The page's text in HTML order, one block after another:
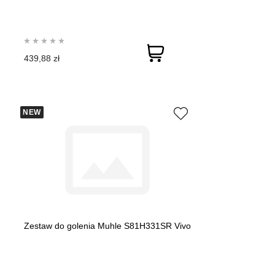
439,88 zł
NEW
Zestaw do golenia Muhle S81H331SR Vivo